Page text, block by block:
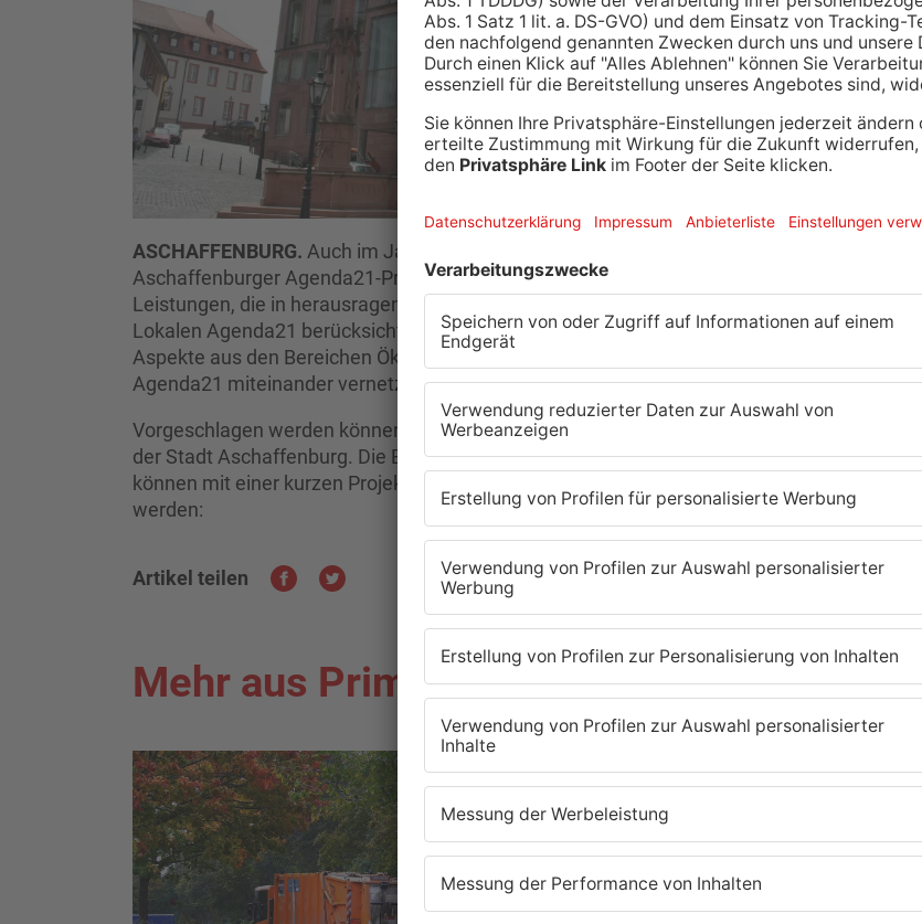
ASCHAFFENBURG. Auch im Jahr 2021 schreibt die Stadt Aschaffenburg den
Aschaffenburger Agenda21-Preis aus. Dieser Preis dient als Anerkennung für Projekte oder
Leistungen, die in herausragender Weise den Gedanken der Nachhaltigkeit im Sinne der
Lokalen Agenda21 berücksichtigen. Dabei sollen als Schwerpunkt mindestens zwei
Aspekte aus den Bereichen Ökologie, Ökonomie oder Soziales/Kultur im Sinne der
Agenda21 miteinander vernetzt sein.
Vorgeschlagen werden können Einzelpersonen, Gruppen, Organisationen oder Firmen aus
der Stadt Aschaffenburg. Die Bewerbungsfrist endet am 13. Dezember 2021. Vorschläge
können mit einer kurzen Projektbeschreibung bei der folgenden Kontaktadresse eingereicht
werden:
Artikel teilen
Mehr aus Primaveraland
TOPNEWS